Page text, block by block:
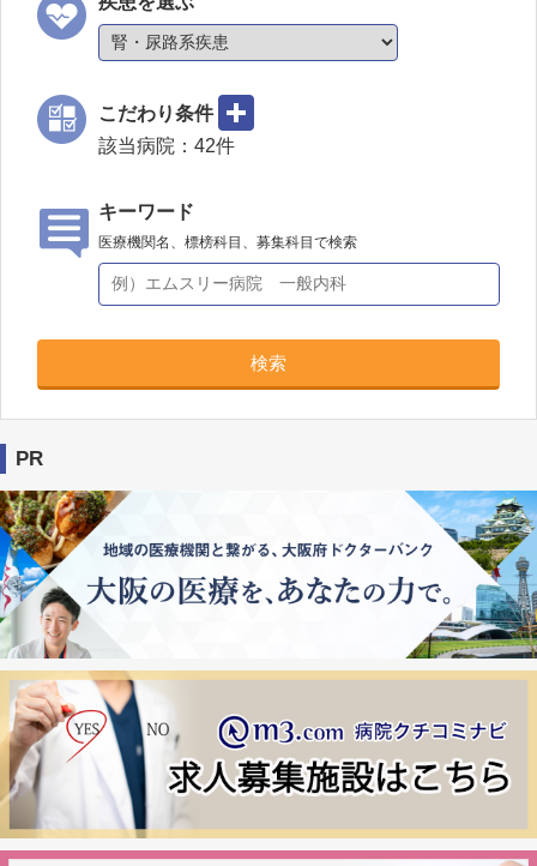
こだわり条件
該当病院： 42件
キーワード
医療機関名、標榜科目、募集科目で検索
検索
PR